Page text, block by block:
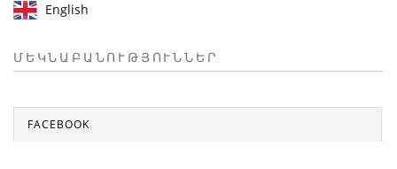
English
ՄԵԿՆԱԲԱՆՈՒԹՅՈՒՆՆԵՐ
FACEBOOK